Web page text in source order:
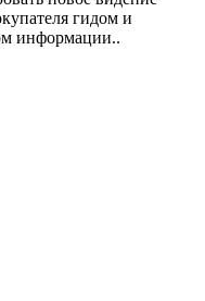
гидом и
информации..